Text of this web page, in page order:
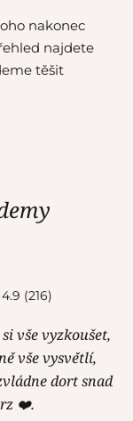
nakonec
najdete
těšit
(216)
vše vyzkoušet,
vše vysvětlí,
dort snad
❤️.
(216)
vše proběhlo v
velmi chutné.
Paní Klára
Určitě